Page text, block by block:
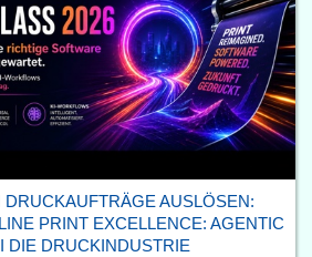
AUSLÖSEN:
PRINT EXCELLENCE: AGENTIC
DIE DRUCKINDUSTRIE